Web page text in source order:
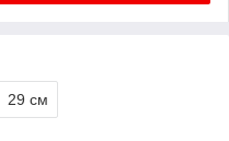
29 см